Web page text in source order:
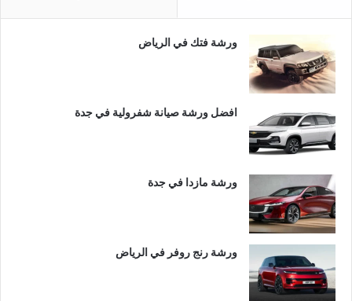
ورشة فتك في الرياض
افضل ورشة صيانة شفرولية في جدة
ورشة مازدا في جدة
ورشة رنج روفر في الرياض